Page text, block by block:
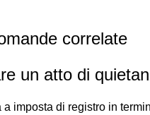
correlate
un atto di
a imposta di registro in